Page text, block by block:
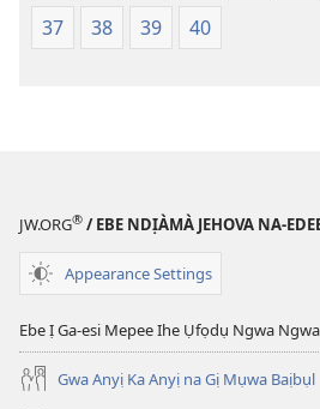
37
38 39 40
JW.ORG® / EBE NDỊÀMÀ JEHOVA NA-
Appearance Settings
Ebe Ị Ga-esi Mepee Ihe Ụfọdụ Ngwa Ngwa
Gwa Anyị Ka Anyị na Gị Mụwa Baịbụl